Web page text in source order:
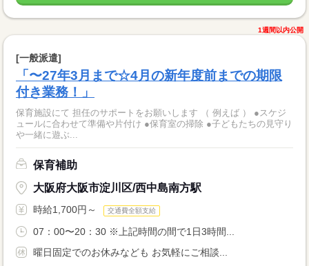
1週間以内公開
[一般派遣]
「〜27年3月まで☆4月の新年度前までの期限
付き業務！」
保育施設にて 担任のサポートをお願いします （ 例えば ） ●スケジ
ュールに合わせて準備や片付け ●保育室の掃除 ●子どもたちの見守り
や一緒に遊ぶ...
保育補助
大阪府大阪市淀川区/西中島南方駅
時給1,700円～ 交通費全額支給
07：00〜20：30 ※上記時間の間で1日3時間...
曜日固定でのお休みなども お気軽にご相談...